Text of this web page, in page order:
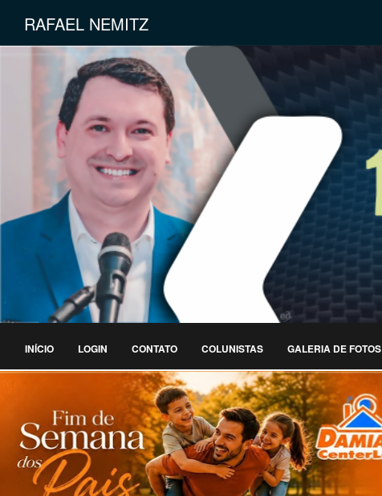
RAFAEL NEMITZ
INÍCIO LOGIN CONTATO COLUNISTAS GALERIA DE FOTOS